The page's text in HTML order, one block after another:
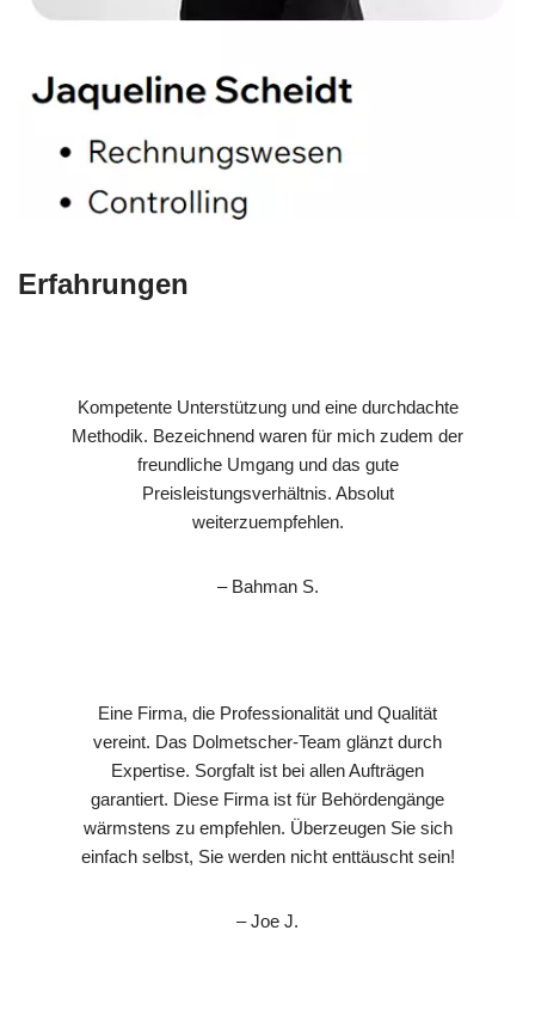
Erfahrungen
Kompetente Unterstützung und eine durchdachte
Methodik. Bezeichnend waren für mich zudem der
freundliche Umgang und das gute
Preisleistungsverhältnis. Absolut
weiterzuempfehlen.
– Bahman S.
Eine Firma, die Professionalität und Qualität
vereint. Das Dolmetscher-Team glänzt durch
Expertise. Sorgfalt ist bei allen Aufträgen
garantiert. Diese Firma ist für Behördengänge
wärmstens zu empfehlen. Überzeugen Sie sich
einfach selbst, Sie werden nicht enttäuscht sein!
– Joe J.